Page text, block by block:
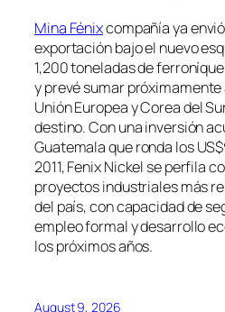
Mina Fénixcompañía ya
exportación bajo el nuevo
1,200 toneladas de
y prevé sumar próximamente
Unión Europea y Corea del
destino. Con una inversión
Guatemala que ronda los
2011, Fenix Nickel se perfila
proyectos industriales más
del país, con capacidad de
empleo formal y desarrollo
los próximos años.
August 9, 2026